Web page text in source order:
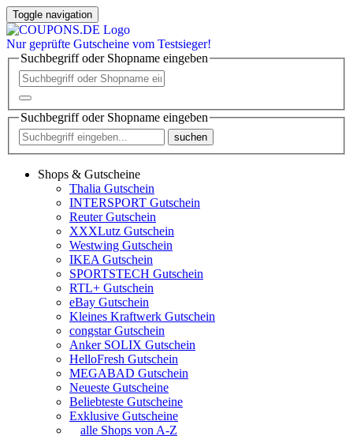
Toggle navigation
Nur geprüfte Gutscheine vom Testsieger!
Suchbegriff oder Shopname eingeben
Suchbegriff oder Shopname eingeben
suchen
Shops & Gutscheine
Thalia Gutschein
INTERSPORT Gutschein
Reuter Gutschein
XXXLutz Gutschein
Westwing Gutschein
IKEA Gutschein
SPORTSTECH Gutschein
RTL+ Gutschein
eBay Gutschein
Kleines Kraftwerk Gutschein
congstar Gutschein
Anker SOLIX Gutschein
HelloFresh Gutschein
MEGABAD Gutschein
Neueste Gutscheine
Beliebteste Gutscheine
Exklusive Gutscheine
alle Shops von A-Z